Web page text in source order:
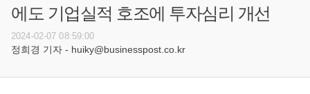
에도 기업실적 호조에 투자심리 개선
2024-02-07 08:59:00
정희경 기자 - huiky@businesspost.co.kr